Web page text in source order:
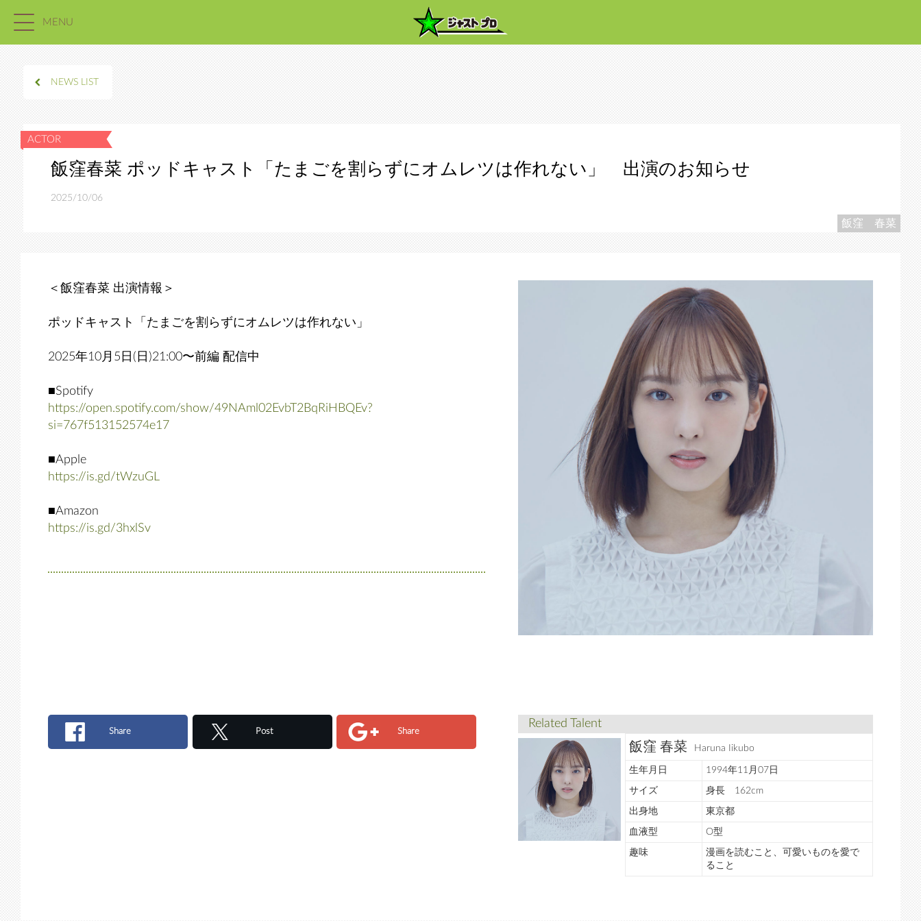
MENU
NEWS LIST
飯窪春菜 ポッドキャスト「たまごを割らずにオムレツは作れない」 出演のお知らせ
2025/10/06
飯窪 春菜
＜飯窪春菜 出演情報＞
ポッドキャスト「たまごを割らずにオムレツは作れない」
2025年10月5日(日)21:00〜前編 配信中
■Spotify
https://open.spotify.com/show/49NAml02EvbT2BqRiHBQEv?
si=767f513152574e17
■Apple
https://is.gd/tWzuGL
■Amazon
https://is.gd/3hxlSv
Share Post Share
Related Talent
飯窪 春菜 Haruna Iikubo
生年月日 1994年11月07日
サイズ 身長 162cm
出身地 東京都
血液型 O型
趣味
漫画を読むこと、可愛いものを愛で
ること